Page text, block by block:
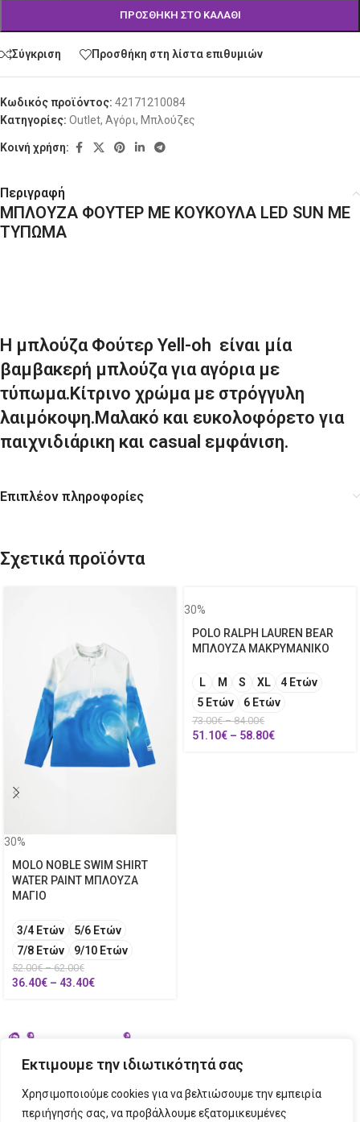
Εκτιμουμε την ιδιωτικότητά σας
Χρησιμοποιούμε cookies για να βελτιώσουμε την εμπειρία
περιήγησής σας, να προβάλλουμε εξατομικευμένες
ΠΡΟΣΘΉΚΗ ΣΤΟ ΚΑΛΆΘΙ
Σύγκριση Προσθήκη στη λίστα επιθυμιών
Κωδικός προϊόντος: 42171210084
Κατηγορίες: Outlet, Αγόρι, Μπλούζες
Κοινή χρήση:
Περιγραφή
ΜΠΛΟΥΖΑ ΦΟΥΤΕΡ ΜΕ ΚΟΥΚΟΥΛΑ LED SUN ΜΕ
ΤΥΠΩΜΑ
H μπλούζα Φούτερ Yell-oh είναι μία
βαμβακερή μπλούζα για αγόρια με
τύπωμα.Κίτρινο χρώμα με στρόγγυλη
λαιμόκοψη.Μαλακό και ευκολοφόρετο για
παιχνιδιάρικη και casual εμφάνιση.
Επιπλέον πληροφορίες
Σχετικά προϊόντα
30%
MOLO NOBLE SWIM SHIRT
WATER PAINT ΜΠΛΟΥΖΑ
ΜΑΓΙΟ
3/4 Ετών
5/6 Ετών
7/8 Ετών
9/10 Ετών
52.00€ – 62.00€
36.40€ – 43.40€
30%
POLO RALPH LAUREN BEAR
ΜΠΛΟΥΖΑ ΜΑΚΡΥΜΑΝΙΚΟ
L M S XL
4 Ετών
5 Ετών
6 Ετών
73.00€ – 84.00€
51.10€ – 58.80€